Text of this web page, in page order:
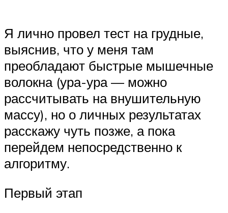
Я лично провел тест на грудные,
выяснив, что у меня там
преобладают быстрые мышечные
волокна (ура-ура — можно
рассчитывать на внушительную
массу), но о личных результатах
расскажу чуть позже, а пока
перейдем непосредственно к
алгоритму.
Первый этап